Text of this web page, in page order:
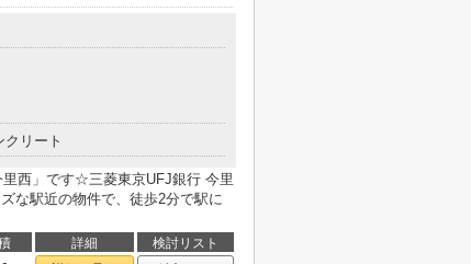
クリート
西」です☆三菱東京UFJ銀行 今里
な駅近の物件で、徒歩2分で駅に
詳細
検討リスト